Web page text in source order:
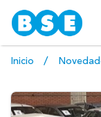
Inicio